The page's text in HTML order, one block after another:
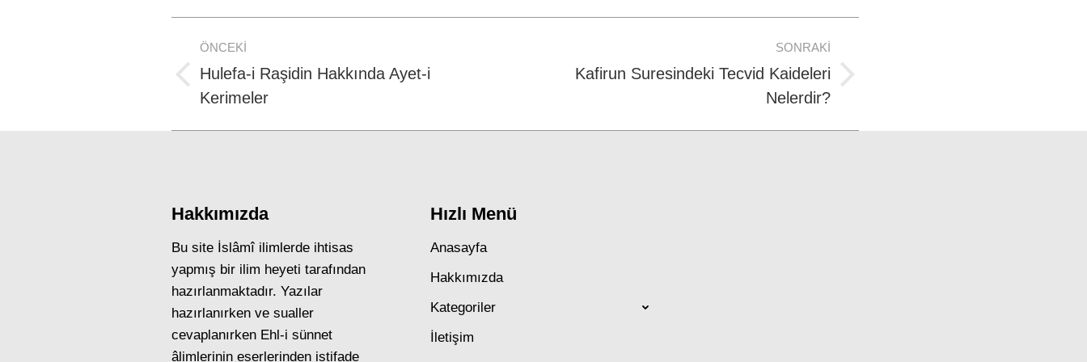
Post
navigation
ÖNCEKI
Previous
post:
Hulefa-i Raşidin Hakkında Ayet-i
Kerimeler
SONRAKI
Kafirun Suresindeki Tecvid Kaideleri
Nelerdir?
Hakkımızda
Bu site İslâmî ilimlerde ihtisas
yapmış bir ilim heyeti tarafından
hazırlanmaktadır. Yazılar
hazırlanırken ve sualler
cevaplanırken Ehl-i sünnet
âlimlerinin eserlerinden istifade
Hızlı Menü
Anasayfa
Hakkımızda
Kategoriler
İletişim